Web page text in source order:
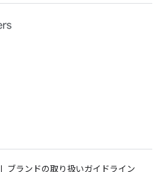
ブランドの取り扱いガイドライン